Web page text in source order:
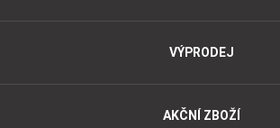
VÝPRODEJ
AKČNÍ ZBOŽÍ